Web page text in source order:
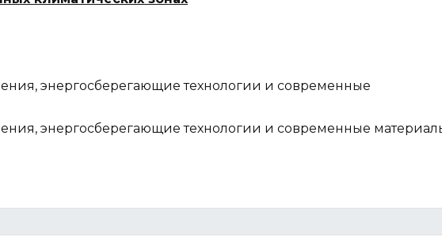
энергосберегающие технологии и современные
энергосберегающие технологии и современные